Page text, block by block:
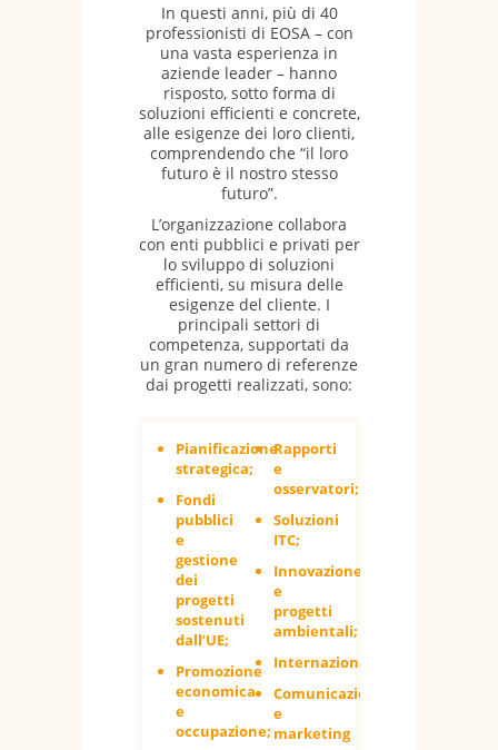
In questi anni, più di 40
professionisti di EOSA – con
una vasta esperienza in
aziende leader – hanno
risposto, sotto forma di
soluzioni efficienti e concrete,
alle esigenze dei loro clienti,
comprendendo che “il loro
futuro è il nostro stesso
futuro”.
L’organizzazione collabora
con enti pubblici e privati ​​per
lo sviluppo di soluzioni
efficienti, su misura delle
esigenze del cliente. I
principali settori di
competenza, supportati da
un gran numero di referenze
dai progetti realizzati, sono:
Pianificazione
strategica;
Fondi
pubblici
e
gestione
dei
progetti
sostenuti
dall’UE;
Promozione
economica
e
occupazione;
Rapporti
e
osservatori;
Soluzioni
ITC;
Innovazione
e
progetti
ambientali;
Internazionalizzazione;
Comunicazione
e
marketing